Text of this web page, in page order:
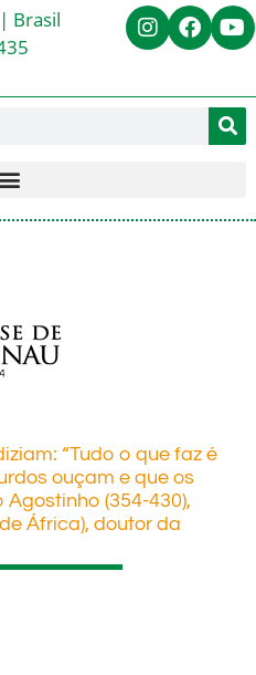
Brasil
“Tudo o que faz é
ouçam e que os
Agostinho (354-430),
África), doutor da